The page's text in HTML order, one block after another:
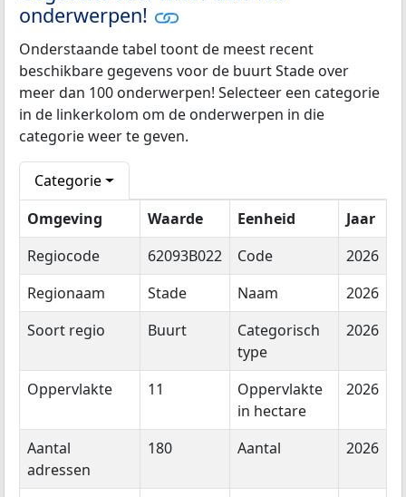
onderwerpen!
Onderstaande tabel toont de meest recent
beschikbare gegevens voor de buurt Stade over
meer dan 100 onderwerpen! Selecteer een categorie
in de linkerkolom om de onderwerpen in die
categorie weer te geven.
Categorie
Omgeving
Waarde Eenheid
Jaar
Regiocode
62093B022 Code
2026
Regionaam
Stade Naam
2026
Soort regio
Buurt
Categorisch
type
2026
Oppervlakte 11
Oppervlakte
in hectare
2026
Aantal
adressen
180 Aantal 2026